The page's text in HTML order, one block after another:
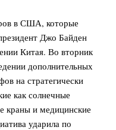
в США, которые
Джо Байден
Китая. Во вторник
дополнительных
на стратегически
как солнечные
краны и медицинские
ударила по